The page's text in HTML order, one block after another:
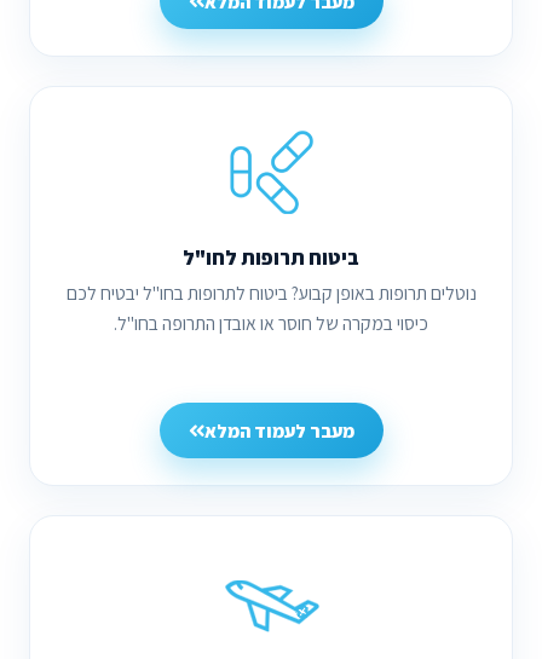
ביטוח תרופות לחו"ל
נוטלים תרופות באופן קבוע? ביטוח לתרופות בחו"ל יבטיח לכם
כיסוי במקרה של חוסר או אובדן התרופה בחו"ל.
מעבר לעמוד המלא